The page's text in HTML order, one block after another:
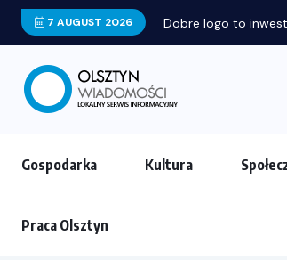
7 AUGUST 2026 Dobre logo to
Gospodarka Kultura
Praca Olsztyn